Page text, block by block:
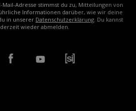
Mail-Adresse stimmst du zu, Mitteilungen von
Informationen darüber, wie wir deine
in unserer Datenschutzerklärung . Du kannst
wieder abmelden.